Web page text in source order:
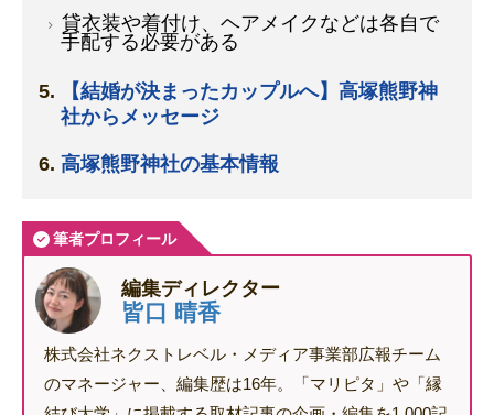
貸衣装や着付け、ヘアメイクなどは各自で
手配する必要がある
【結婚が決まったカップルへ】高塚熊野神
社からメッセージ
高塚熊野神社の基本情報
筆者プロフィール
編集ディレクター
皆口 晴香
株式会社ネクストレベル・メディア事業部広報チーム
のマネージャー、編集歴は16年。「マリピタ」や「縁